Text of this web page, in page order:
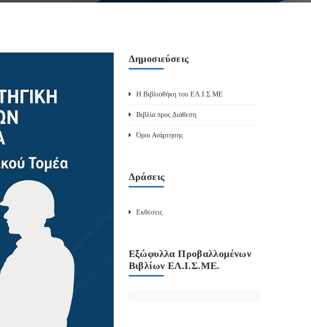
Δημοσιεύσεις
Η Βιβλιοθήκη του ΕΛ.Ι.Σ.ΜΕ
Βιβλία προς Διάθεση
Όροι Ανάρτησης
Δράσεις
Εκθέσεις
Εξώφυλλα Προβαλλομένων
Βιβλίων ΕΛ.Ι.Σ.ΜΕ.